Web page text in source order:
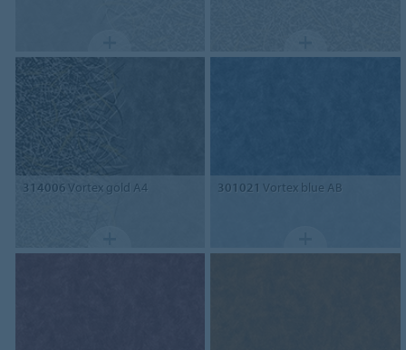
314006 Vortex gold A4 301021 Vortex blue AB